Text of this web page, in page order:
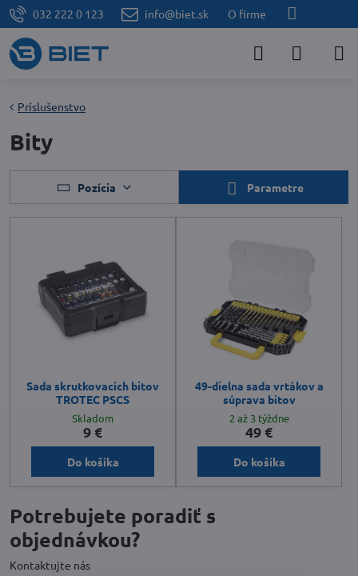
032 222 0 123 info@biet.sk O firme
Príslušenstvo
Bity
Pozícia Parametre
Sada skrutkovacích bitov
TROTEC PSCS
Skladom
9 €
Do košíka
49-dielna sada vrtákov a
súprava bitov
2 až 3 týždne
49 €
Do košíka
Potrebujete poradiť s
objednávkou?
Kontaktujte nás